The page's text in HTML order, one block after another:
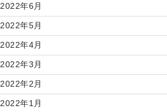
2022年6月
2022年5月
2022年4月
2022年3月
2022年2月
2022年1月